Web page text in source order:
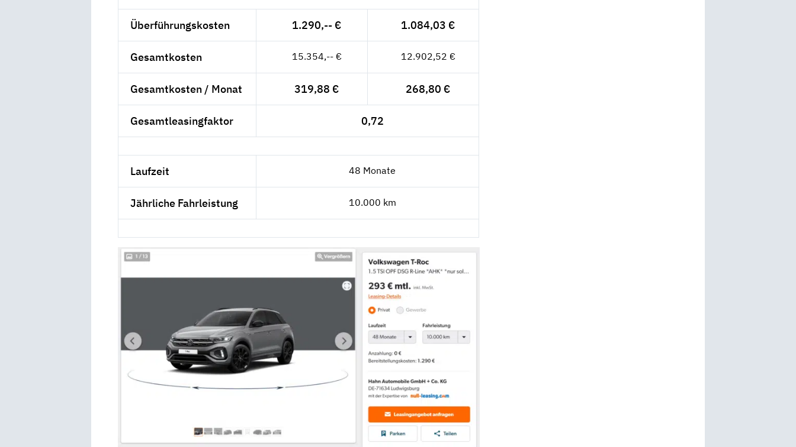
Überführungskosten 1.290,-- € 1.084,03 €
Gesamtkosten 15.354,-- € 12.902,52 €
Gesamtkosten / Monat 319,88 € 268,80 €
Gesamtleasingfaktor 0,72
Laufzeit 48 Monate
Jährliche Fahrleistung 10.000 km